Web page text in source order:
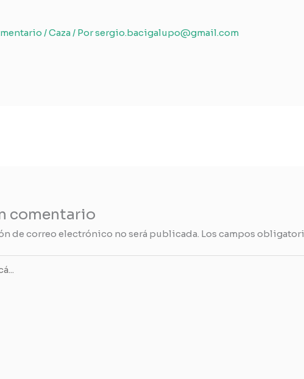
/Caza/ Porsergio.bacigalupo@gmail.com
comentario
de correo electrónico no será publicada. Los campos